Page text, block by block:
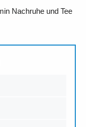
Nachruhe und Tee